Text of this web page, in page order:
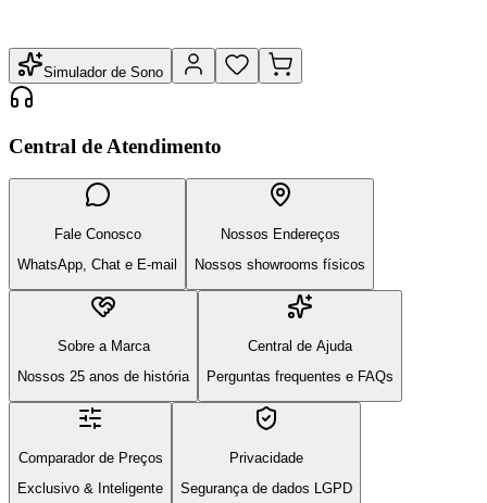
Simulador de Sono
Central de Atendimento
Fale Conosco
WhatsApp, Chat e E-mail
Nossos Endereços
Nossos showrooms físicos
Sobre a Marca
Nossos 25 anos de história
Central de Ajuda
Perguntas frequentes e FAQs
Comparador de Preços
Exclusivo & Inteligente
Privacidade
Segurança de dados LGPD